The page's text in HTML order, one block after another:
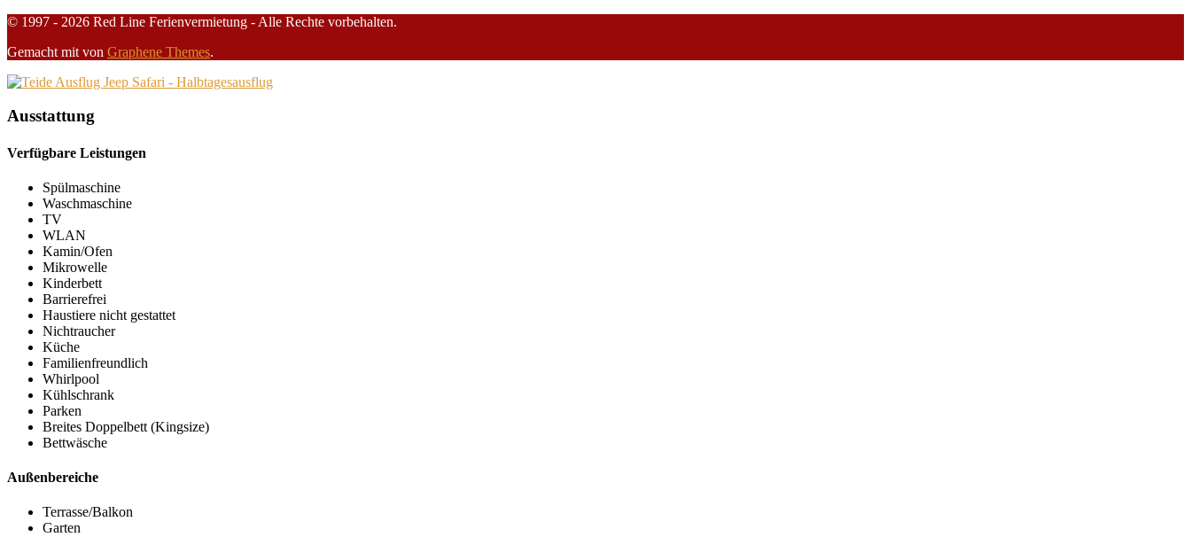
© 1997 - 2026 Red Line Ferienvermietung - Alle Rechte vorbehalten.
Gemacht mit von Graphene Themes.
Ausstattung
Verfügbare Leistungen
Spülmaschine
Waschmaschine
TV
WLAN
Kamin/Ofen
Mikrowelle
Kinderbett
Barrierefrei
Haustiere nicht gestattet
Nichtraucher
Küche
Familienfreundlich
Whirlpool
Kühlschrank
Parken
Breites Doppelbett (Kingsize)
Bettwäsche
Außenbereiche
Terrasse/Balkon
Garten